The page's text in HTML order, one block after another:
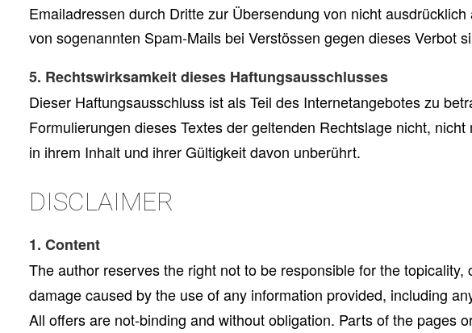
Emailadressen durch Dritte zur Übersendung von nicht
von sogenannten Spam-Mails bei Verstössen gegen dieses Verbot
5. Rechtswirksamkeit dieses Haftungsausschlusses
Dieser Haftungsausschluss ist als Teil des Internetangebotes zu
Formulierungen dieses Textes der geltenden Rechtslage nicht,
in ihrem Inhalt und ihrer Gültigkeit davon unberührt.
DISCLAIMER
1. Content
The author reserves the right not to be responsible for the
damage caused by the use of any information provided, including
All offers are not-binding and without obligation. Parts of the pages